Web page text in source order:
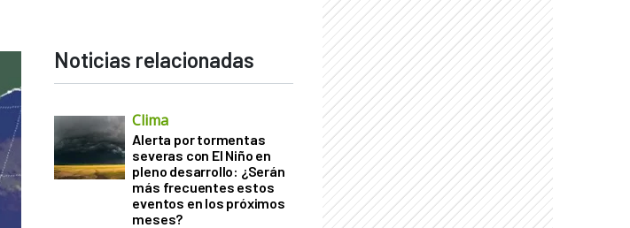
Noticias relacionadas
Clima
Alerta por tormentas
severas con El Niño en
pleno desarrollo: ¿Serán
más frecuentes estos
eventos en los próximos
meses?